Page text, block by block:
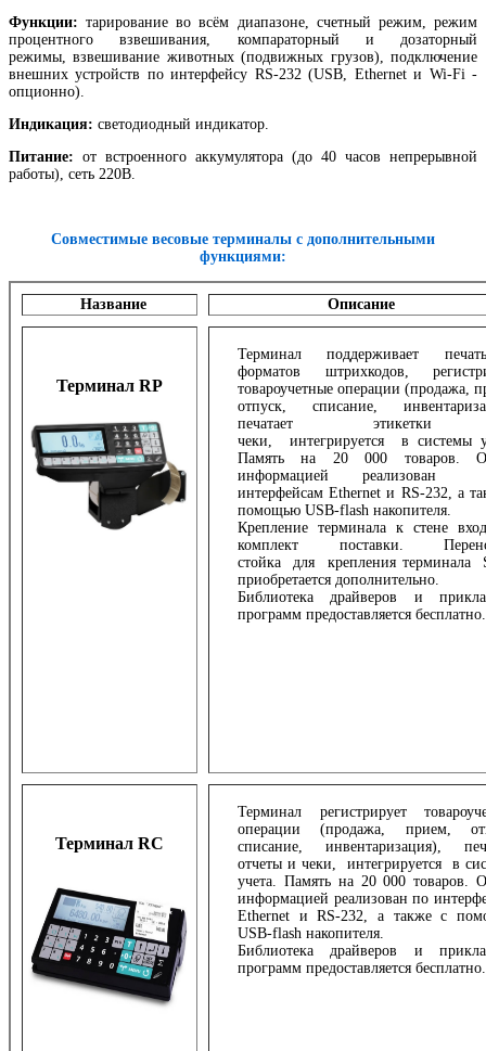
Функции: тарирование во всём диапазоне, счетный режим, режим
процентного взвешивания, компараторный и дозаторный
режимы, взвешивание животных (подвижных грузов), подключение
внешних устройств по интерфейсу RS-232 (USB, Ethernet и Wi-Fi -
опционно).
Индикация: светодиодный индикатор.
Питание: от встроенного аккумулятора (до 40 часов непрерывной
работы), сеть 220В.
Совместимые весовые терминалы с дополнительными
функциями:
Название Описание
Терминал RP
Терминал поддерживает
форматов штрихкодов,
товароучетные операции (продажа,
отпуск, списание,
печатает
чеки, интегрируется в системы
Память на 20 000 товаров.
информацией
интерфейсам Ethernet и RS-232, а
помощью USB-flash накопителя.
Крепление терминала к стене
комплект поставки.
стойка для крепления терминала
приобретается дополнительно.
Библиотека драйверов и
программ предоставляется бесплатно.
Терминал RC
Терминал регистрирует
операции (продажа, прием,
списание, инвентаризация),
отчеты и чеки, интегрируется в
учета. Память на 20 000 товаров.
информацией реализован по
Ethernet и RS-232, а также с
USB-flash накопителя.
Библиотека драйверов и
программ предоставляется бесплатно.